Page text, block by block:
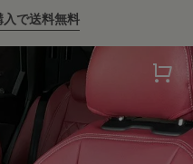
入で送料無料